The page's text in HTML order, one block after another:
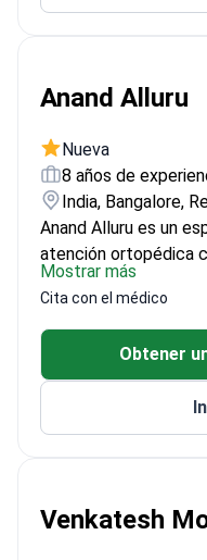
células madre para
Anand Alluru
Nueva
8 años de
India, Bangalore,
Anand Alluru es un
atención ortopédica
no quirúrgico. Tiene
más de 5,000
musculoesquelético
formación de
mínimamente
ultrasonido y
terapia con células
Mostrar más
Cita con el médico
Obtener
Venkatesh